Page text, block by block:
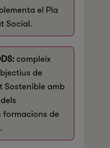
el Pla
Social.
compleix
de
Sostenible amb
formacions de